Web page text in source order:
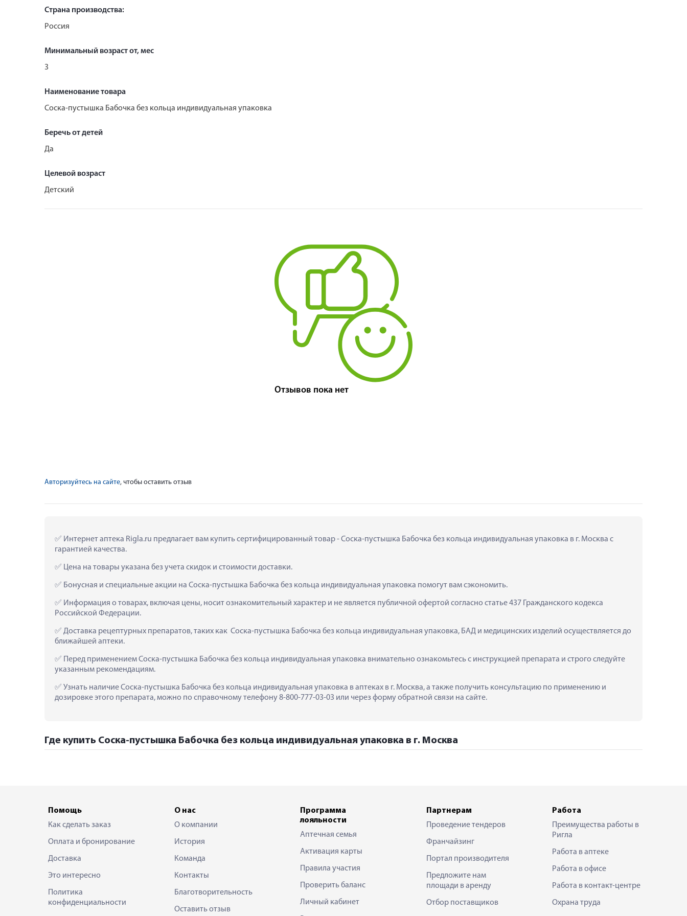
Страна производства:
Россия
Минимальный возраст от, мес
3
Наименование товара
Соска-пустышка Бабочка без кольца индивидуальная упаковка
Беречь от детей
Да
Целевой возраст
Детский
Отзывов пока нет
Авторизуйтесь на сайте, чтобы оставить отзыв
Интернет аптека Rigla.ru предлагает вам купить сертифицированный товар - Соска-пустышка Бабочка без кольца индивидуальная упаковка в г. Москва с
гарантией качества.
Цена на товары указана без учета скидок и стоимости доставки.
Бонусная и специальные акции на Соска-пустышка Бабочка без кольца индивидуальная упаковка помогут вам сэкономить.
Информация о товарах, включая цены, носит ознакомительный характер и не является публичной офертой согласно статье 437 Гражданского кодекса
Российской Федерации.
Доставка рецептурных препаратов, таких как  Соска-пустышка Бабочка без кольца индивидуальная упаковка, БАД и медицинских изделий осуществляется до
ближайшей аптеки.
Перед применением Соска-пустышка Бабочка без кольца индивидуальная упаковка внимательно ознакомьтесь с инструкцией препарата и строго следуйте
указанным рекомендациям.
Узнать наличие Соска-пустышка Бабочка без кольца индивидуальная упаковка в аптеках в г. Москва, а также получить консультацию по применению и
дозировке этого препарата, можно по справочному телефону 8-800-777-03-03 или через форму обратной связи на сайте.
Где купить Соска-пустышка Бабочка без кольца индивидуальная упаковка в г. Москва
Помощь
Как сделать заказ
Оплата и бронирование
Доставка
Это интересно
Политика
конфиденциальности
О нас
О компании
История
Команда
Контакты
Благотворительность
Оставить отзыв
Программа
лояльности
Аптечная семья
Активация карты
Правила участия
Проверить баланс
Личный кабинет
Партнерам
Проведение тендеров
Франчайзинг
Портал производителя
Предложите нам
площади в аренду
Отбор поставщиков
Работа
Преимущества работы в
Ригла
Работа в аптеке
Работа в офисе
Работа в контакт-центре
Охрана труда